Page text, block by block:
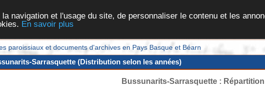
navigation et l'usage du site, de personnaliser le contenu et les
En savoir plus
paroissiaux et documents d'archives en Pays Basque et Béarn
Sarrasquette (Distribution selon les années)
Bussunarits-Sarrasquette :